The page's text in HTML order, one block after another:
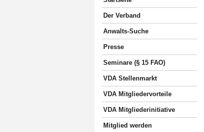
Der Verband
Anwalts-Suche
Presse
Seminare (§ 15 FAO)
VDA Stellenmarkt
VDA Mitgliedervorteile
VDA Mitgliederinitiative
Mitglied werden